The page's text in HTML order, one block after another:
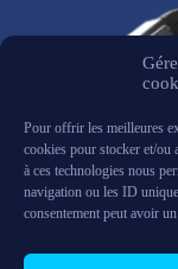
Pour offrir les meilleures
cookies pour stocker et/ou
à ces technologies nous
navigation ou les ID
consentement peut avoir